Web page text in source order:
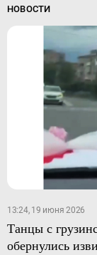
НОВОСТИ
13:24, 19 июня 2026
Танцы с
обернулись